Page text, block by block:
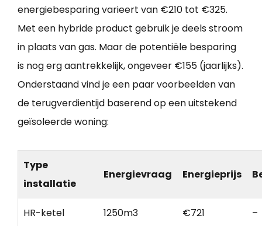
energiebesparing varieert van €210 tot €325.
Met een hybride product gebruik je deels stroom
in plaats van gas. Maar de potentiële besparing
is nog erg aantrekkelijk, ongeveer €155 (jaarlijks).
Onderstaand vind je een paar voorbeelden van
de terugverdientijd baserend op een uitstekend
geïsoleerde woning:
Type
installatie
Energievraag Energieprijs
HR-ketel 1250m3 €721 –